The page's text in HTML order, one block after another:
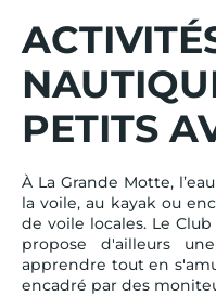
PETITS
À La Grande Motte,
la voile, au kayak ou
de voile locales. Le
propose d'ailleurs
apprendre tout en
encadré par des